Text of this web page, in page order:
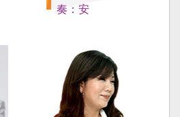
奏：安